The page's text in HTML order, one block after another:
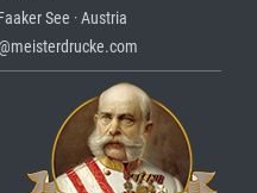
See · Austria